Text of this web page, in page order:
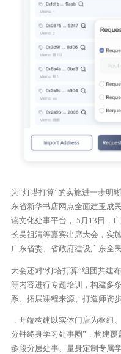
为“灯塔打算”的实施进一步明
东省新华书店网点全面建玉成
读文化处事平台， 5月13日，
长吴祖清等嘉宾出席大会，实
广东省委、省政府建设广东全
大会还对“灯塔打算”组团共建
等内容进行专题培训，构建多
系、拓展课程来源、打造师资步
，开端构建以实体门店为枢纽
分钟终身学习处事圈”，构建
龄段分层处事、量身定制专属